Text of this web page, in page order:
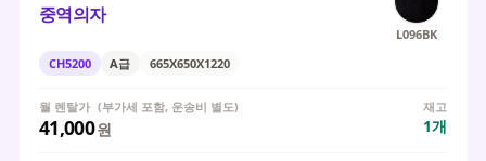
중역의자
L096BK
CH5200
A급 665X650X1220
월 렌탈가 (부가세 포함, 운송비 별도)
41,000원
재고
1개